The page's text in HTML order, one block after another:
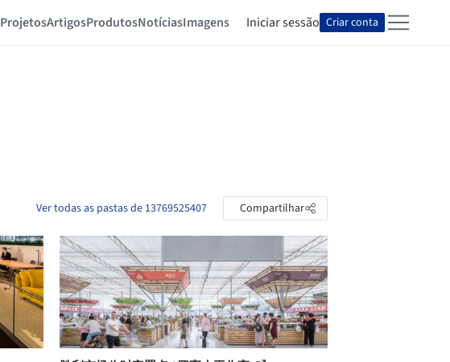
ProjetosArtigosProdutosNotíciasImagens Iniciar sessão Criar conta
Ver todas as pastas de 13769525407 Compartilhar